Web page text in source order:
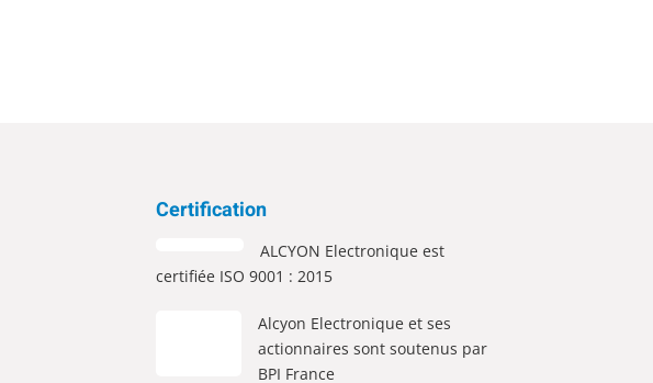
Certification
ALCYON Electronique est
certifiée ISO 9001 : 2015
Alcyon Electronique et ses
actionnaires sont soutenus par
BPI France